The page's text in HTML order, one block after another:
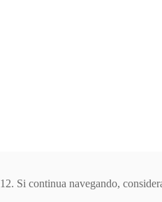
Si continua navegando,